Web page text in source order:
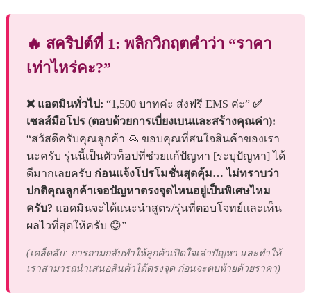
🔥 สคริปต์ที่ 1: พลิกวิกฤตคำว่า “ราคา
เท่าไหร่คะ?”
❌ แอดมินทั่วไป: “1,500 บาทค่ะ ส่งฟรี EMS ค่ะ” ✅
เซลส์มือโปร (ตอบด้วยการเบี่ยงเบนและสร้างคุณค่า):
“สวัสดีครับคุณลูกค้า 🙏 ขอบคุณที่สนใจสินค้าของเรา
นะครับ รุ่นนี้เป็นตัวท็อปที่ช่วยแก้ปัญหา [ระบุปัญหา] ได้
ดีมากเลยครับ ก่อนแจ้งโปรโมชั่นสุดคุ้ม… ไม่ทราบว่า
ปกติคุณลูกค้าเจอปัญหาตรงจุดไหนอยู่เป็นพิเศษไหม
ครับ? แอดมินจะได้แนะนำสูตร/รุ่นที่ตอบโจทย์และเห็น
ผลไวที่สุดให้ครับ 😊”
(เคล็ดลับ: การถามกลับทำให้ลูกค้าเปิดใจเล่าปัญหา และทำให้
เราสามารถนำเสนอสินค้าได้ตรงจุด ก่อนจะตบท้ายด้วยราคา)